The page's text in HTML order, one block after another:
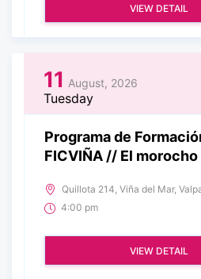
VIEW DETAIL
11 August, 2026
Tuesday
Programa de
FICVIÑA // El
Quillota 214, Viña del Mar,
4:00 pm
VIEW DETAIL